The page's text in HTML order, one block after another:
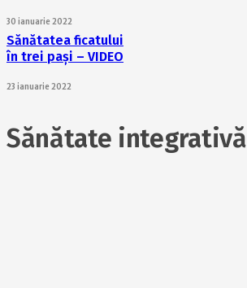
30 ianuarie 2022
Sănătatea ficatului
în trei pași – VIDEO
23 ianuarie 2022
Sănătate integrativă